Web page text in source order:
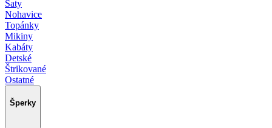
Šaty
Nohavice
Topánky
Mikiny
Kabáty
Detské
Štrikované
Ostatné
Šperky